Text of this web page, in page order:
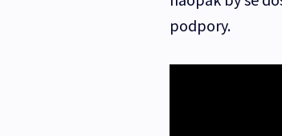
podpory.